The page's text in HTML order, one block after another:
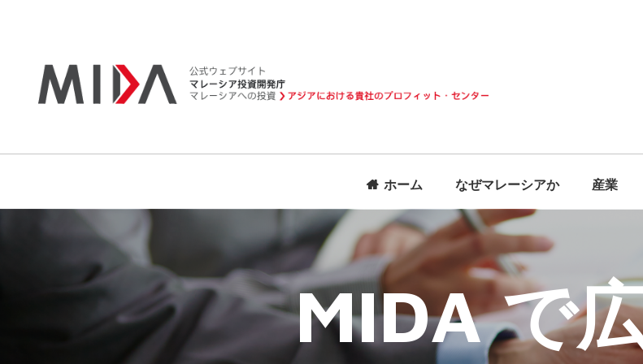
ホーム なぜマレーシアか 産業